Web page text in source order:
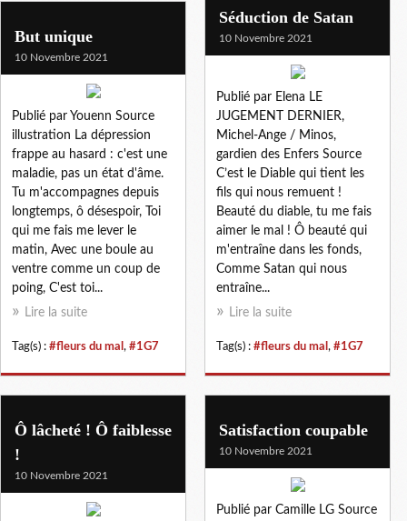
Séduction de Satan
10 Novembre 2021
Publié par Elena LE
JUGEMENT DERNIER,
Michel-Ange / Minos,
gardien des Enfers Source
C’est le Diable qui tient les
fils qui nous remuent !
Beauté du diable, tu me fais
aimer le mal ! Ô beauté qui
m'entraîne dans les fonds,
Comme Satan qui nous
entraîne...
Lire la suite
Tag(s) : #fleurs du mal , #1G7
But unique
10 Novembre 2021
Publié par Youenn Source
illustration La dépression
frappe au hasard : c'est une
maladie, pas un état d'âme.
Tu m'accompagnes depuis
longtemps, ô désespoir, Toi
qui me fais me lever le
matin, Avec une boule au
ventre comme un coup de
poing, C'est toi...
Lire la suite
Tag(s) : #fleurs du mal , #1G7
Ô lâcheté ! Ô faiblesse
!
10 Novembre 2021
Satisfaction coupable
10 Novembre 2021
Publié par Camille LG Source